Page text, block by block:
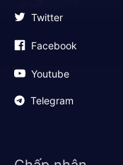
Twitter
Facebook
Youtube
Telegram